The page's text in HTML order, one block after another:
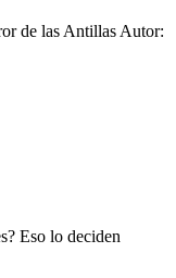
de las Antillas Autor:
Eso lo deciden